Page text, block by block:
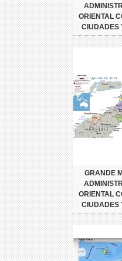
ORIENTAL
CIUDADES
GRANDE
ORIENTAL
CIUDADES